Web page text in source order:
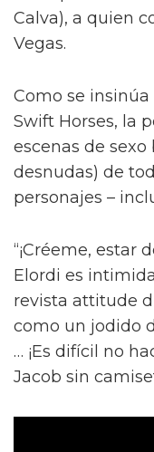
Calva), a quien
Vegas.
Como se
Swift Horses, la
escenas de
desnudas) de
personajes –
“¡Créeme, estar
Elordi es
revista attitude
como un jodido
… ¡Es difícil no
Jacob sin